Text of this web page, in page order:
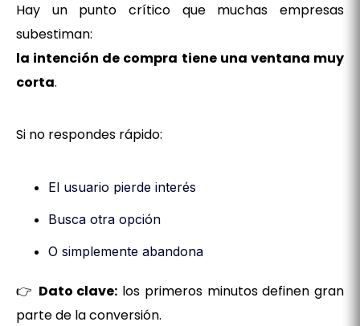
Hay un punto crítico que muchas empresas
subestiman:
la intención de compra tiene una ventana muy
corta.
Si no respondes rápido:
El usuario pierde interés
Busca otra opción
O simplemente abandona
👉 Dato clave: los primeros minutos definen gran
parte de la conversión.